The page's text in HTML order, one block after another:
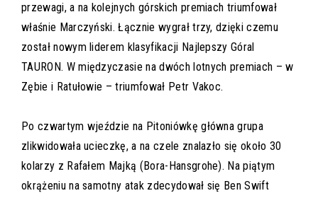
przewagi, a na kolejnych górskich premiach triumfował
właśnie Marczyński. Łącznie wygrał trzy, dzięki czemu
został nowym liderem klasyfikacji Najlepszy Góral
TAURON. W międzyczasie na dwóch lotnych premiach – w
Zębie i Ratułowie – triumfował Petr Vakoc.
Po czwartym wjeździe na Pitoniówkę główna grupa
zlikwidowała ucieczkę, a na czele znalazło się około 30
kolarzy z Rafałem Majką (Bora-Hansgrohe). Na piątym
okrążeniu na samotny atak zdecydował się Ben Swift